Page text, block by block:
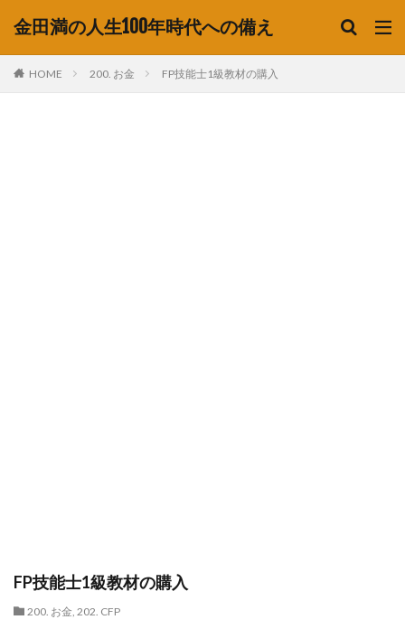
金田満の人生100年時代への備え
HOME 200. お金 FP技能士1級教材の購入
FP技能士1級教材の購入
200. お金, 202. CFP